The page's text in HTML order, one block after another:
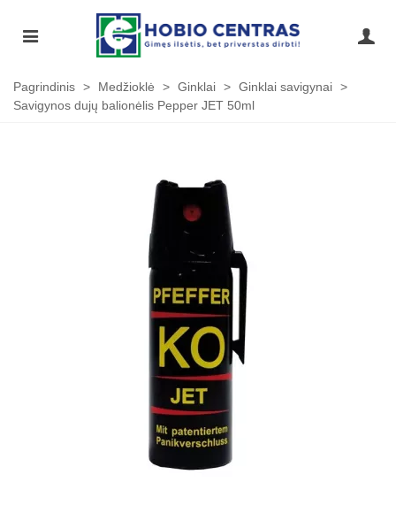
Pagrindinis > Medžioklė > Ginklai > Ginklai savigynai >
Savigynos dujų balionėlis Pepper JET 50ml